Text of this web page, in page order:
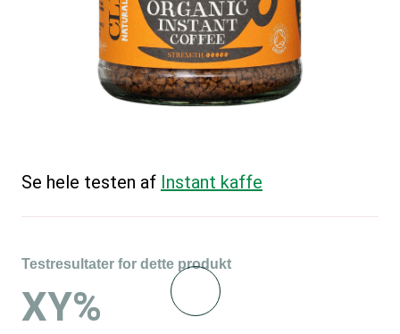
Se hele testen af Instant kaffe
Testresultater for dette produkt
XY%